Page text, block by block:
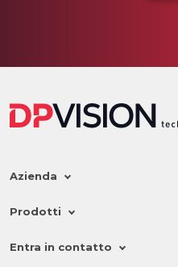
Azienda
Prodotti
Entra in contatto